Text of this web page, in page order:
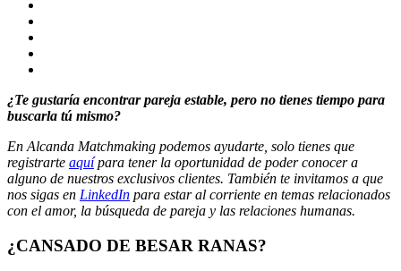
¿Te gustaría encontrar pareja estable, pero no tienes tiempo para
buscarla tú mismo?
En Alcanda Matchmaking podemos ayudarte, solo tienes que
registrarte aquípara tener la oportunidad de poder conocer a
alguno de nuestros exclusivos clientes. También te invitamos a que
nos sigas en LinkedIn para estar al corriente en temas relacionados
con el amor, la búsqueda de pareja y las relaciones humanas.
¿CANSADO DE BESAR RANAS?